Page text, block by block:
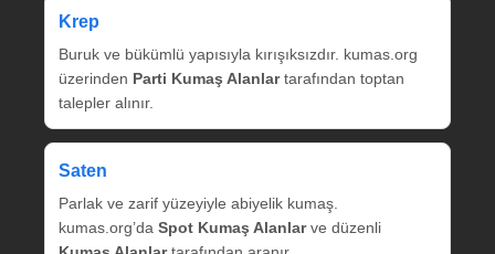
Krep
Buruk ve bükümlü yapısıyla kırışıksızdır. kumas.org
üzerinden Parti Kumaş Alanlartarafından toptan
talepler alınır.
Saten
Parlak ve zarif yüzeyiyle abiyelik kumaş.
kumas.org’da Spot Kumaş Alanlarve düzenli